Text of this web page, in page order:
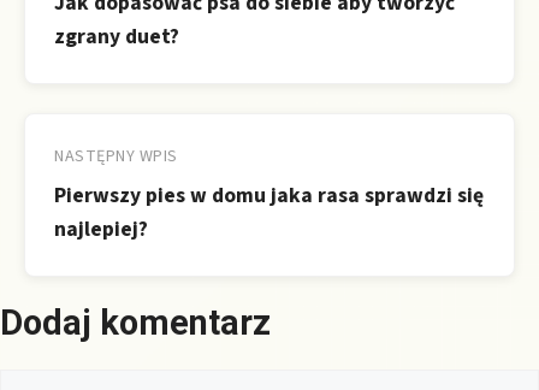
zgrany duet?
NASTĘPNY WPIS
Pierwszy pies w domu jaka rasa sprawdzi się
najlepiej?
Dodaj komentarz